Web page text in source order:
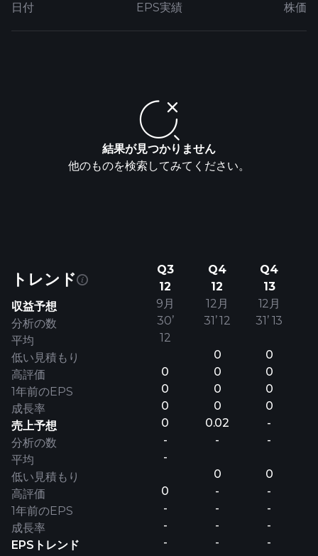
日付 EPS実績 株価
結果が見つかりません
他のものを検索してみてください。
トレンド
収益予想
分析の数
平均
低い見積もり
高評価
1年前のEPS
成長率
売上予想
分析の数
平均
低い見積もり
高評価
1年前のEPS
成長率
EPSトレンド
Q3
12
9月
30’
12
0
0
0
0
-
-
0
-
-
-
Q4
12
12月
31’ 12
0
0
0
0
0.02
-
0
-
-
-
-
Q4
13
12月
31’ 13
0
0
0
0
-
-
0
-
-
-
-